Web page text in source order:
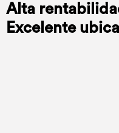
Alta
Excelente